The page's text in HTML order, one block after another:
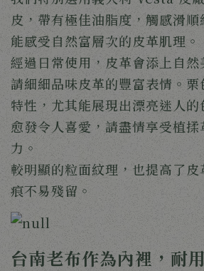
皮，帶有極佳油脂度，觸感滑
能感受自然富層次的皮革肌理。
經過日常使用，皮革會添上自然
請細細品味皮革的豐富表情。
特性，尤其能展現出漂亮迷人
愈發令人喜愛，請盡情享受植
力。
較明顯的粒面紋理，也提高了
痕不易殘留。
台南老布作為內裡，耐